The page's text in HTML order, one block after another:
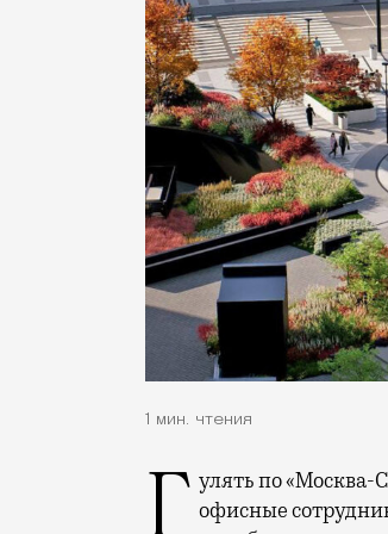
1 мин. чтения
Гулять по «Москва-Сити» до сих пор решались в основном две категории людей: офисные